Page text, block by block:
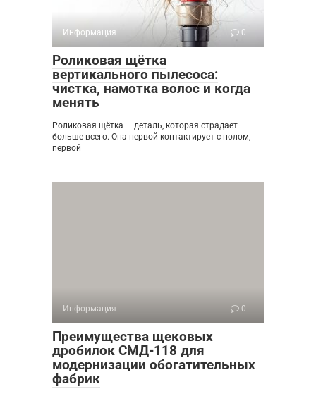
Информация 0
Роликовая щётка
вертикального пылесоса:
чистка, намотка волос и когда
менять
Роликовая щётка — деталь, которая страдает
больше всего. Она первой контактирует с полом,
первой
Информация 0
Преимущества щековых
дробилок СМД-118 для
модернизации обогатительных
фабрик